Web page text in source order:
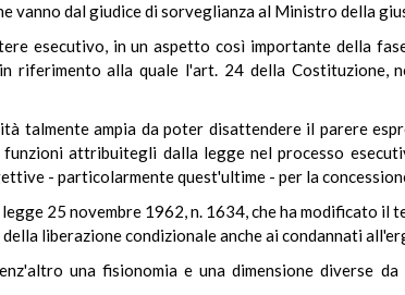
vanno dal giudice di sorveglianza al Ministro della
esecutivo, in un aspetto così importante della
riferimento alla quale l'art. 24 della Costituzione,
talmente ampia da poter disattendere il parere
attribuitegli dalla legge nel processo
- particolarmente quest'ultime - per la
25 novembre 1962, n. 1634, che ha modificato
liberazione condizionale anche ai condannati
una fisionomia e una dimensione diverse